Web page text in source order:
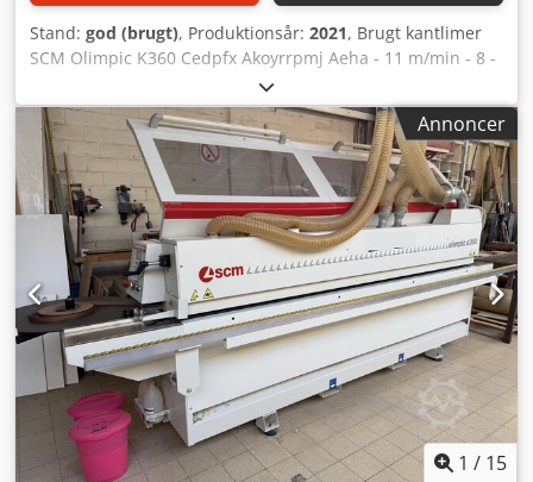
digital positionering - Lige skrabere over/under - Kantfinish
sprayanlæg (forstøvning) YDERLIGERE EGENSKABER: -
Motoreffekt fugesystem: 2x2 kW - Motoreffekt klip: 2x0,19
kW - Hæv/sænk-motor: 0,30 kW - Drivmotor: 1,1 kW -
Fræsemotorer: 2x0,65 kW - CE-mærkning - Låsbart
hovedstrømomskifter, nødstop - Forsyningsspænding:
380V, 3-faset, 50 Hz - Lufttilførsel: 8-10 bar (max), tør luft -
Udsugning: 1x Ø100 & 5x Ø80 mm Fugesystem: 780 m³/t,
Fræser: 360 m³/t, Skrabere: 2x360 m³/t Pladskrav i drift:
10,80 x 2,40 m Transportmål (LxBxH): 4,85 x 1,20 x 1,70 m
Vægt: 1568 kg Maskinen leveres med monterede værktøjer,
manual, reservedelsliste og diagrammer.
Stand: god (brugt), Produktionsår: 2021, Brugt kantlimer
SCM Olimpic K360 Cedpfx Akoyrrpmj Aeha - 11 m/min - 8 -
60 mm pladetykkelse - 0,4 - 6 mm kanttykkelse -
maskinlængde ca. 4.200 mm - vægt ca. 1.200 kg - straks
tilgængelig - få arbejdstimer/meter (se foto) Har du
spørgsmål, er du velkommen til at kontakte os.
Annoncer
1 / 15